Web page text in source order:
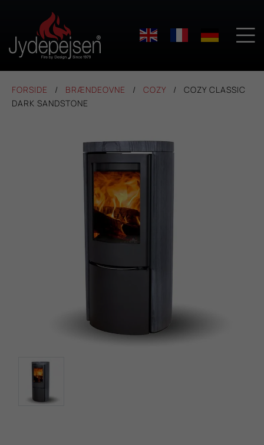

FORSIDE BRÆNDEOVNE COZY
COZY CLASSIC
DARK SANDSTONE